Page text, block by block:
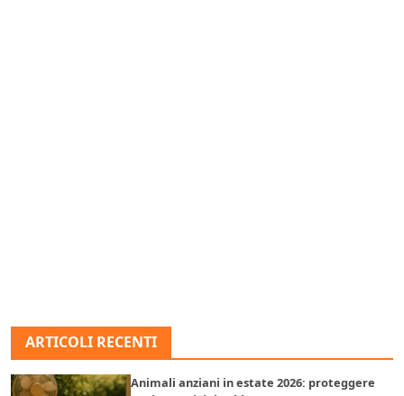
ARTICOLI RECENTI
Animali anziani in estate 2026: proteggere